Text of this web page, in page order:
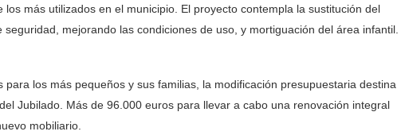
más utilizados en el municipio. El proyecto contempla la sustitución del
mejorando las condiciones de uso, y mortiguación del área infantil.
los más pequeños y sus familias, la modificación presupuestaria destina
Jubilado. Más de 96.000 euros para llevar a cabo una renovación integral
mobiliario.